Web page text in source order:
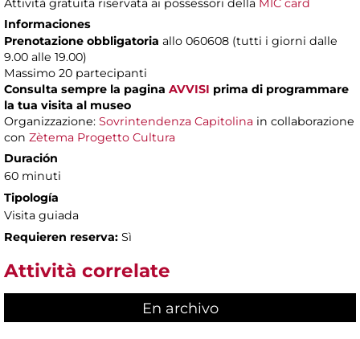
Attività gratuita riservata ai possessori della MIC card
Informaciones
Prenotazione obbligatoria allo 060608 (tutti i giorni dalle
9.00 alle 19.00)
Massimo 20 partecipanti
Consulta sempre la pagina AVVISI prima di programmare
la tua visita al museo
Organizzazione: Sovrintendenza Capitolina in collaborazione
con Zètema Progetto Cultura
Duración
60 minuti
Tipología
Visita guiada
Requieren reserva: Sì
Attività correlate
En archivo